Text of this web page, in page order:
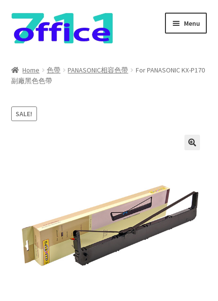
Skip
to
navigation
Skip
to
content
Menu
我的帳號
結帳
Home 色帶 PANASONIC相容色帶
For PANASONIC KX-P170
副廠黑色色帶
SALE!